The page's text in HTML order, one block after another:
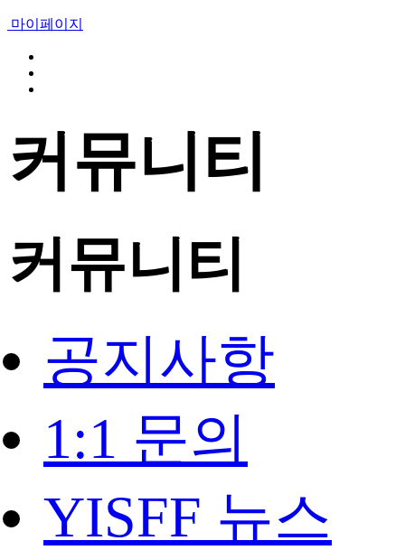
마이페이지
커뮤니티
커뮤니티
공지사항
1:1 문의
YISFF 뉴스